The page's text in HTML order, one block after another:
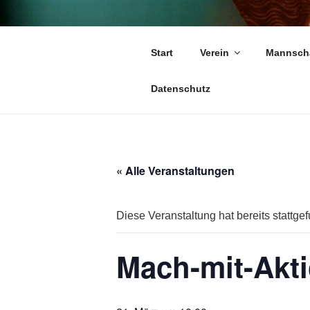
Inhalt
TC 1979
Start Verein
Datenschutz
« Alle Veranstaltungen
Diese Veranstaltung hat bereits
Mach-mit-